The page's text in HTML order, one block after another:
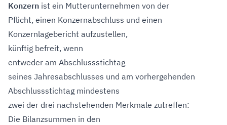
Konzern ist ein Mutterunternehmen von der
Pflicht, einen Konzernabschluss und einen
Konzernlagebericht aufzustellen,
künftig befreit, wenn
entweder am Abschlussstichtag
seines Jahresabschlusses und am vorhergehenden
Abschlussstichtag mindestens
zwei der drei nachstehenden Merkmale zutreffen:
Die Bilanzsummen in den